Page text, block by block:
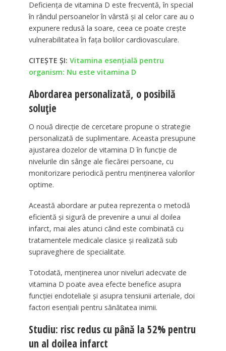
Deficiența de vitamina D este frecventă, în special
în rândul persoanelor în vârstă și al celor care au o
expunere redusă la soare, ceea ce poate crește
vulnerabilitatea în fața bolilor cardiovasculare.
CITEȘTE ȘI: Vitamina esențială pentru
organism: Nu este vitamina D
Abordarea personalizată, o posibilă
soluție
O nouă direcție de cercetare propune o strategie
personalizată de suplimentare. Aceasta presupune
ajustarea dozelor de vitamina D în funcție de
nivelurile din sânge ale fiecărei persoane, cu
monitorizare periodică pentru menținerea valorilor
optime.
Această abordare ar putea reprezenta o metodă
eficientă și sigură de prevenire a unui al doilea
infarct, mai ales atunci când este combinată cu
tratamentele medicale clasice și realizată sub
supraveghere de specialitate.
Totodată, menținerea unor niveluri adecvate de
vitamina D poate avea efecte benefice asupra
funcției endoteliale și asupra tensiunii arteriale, doi
factori esențiali pentru sănătatea inimii.
Studiu: risc redus cu până la 52% pentru
un al doilea infarct